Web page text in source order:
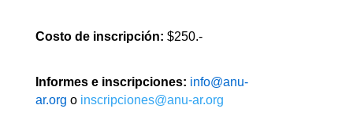
Costo de inscripción: $250.-
Informes e inscripciones: info@anu-
ar.org o inscripciones@anu-ar.org